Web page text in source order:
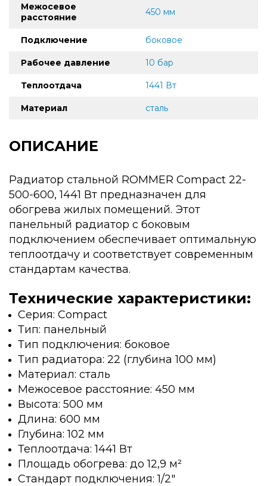
Межосевое
расстояние
450 мм
Подключение боковое
Рабочее давление 10 бар
Теплоотдача 1441 Вт
Материал сталь
ОПИСАНИЕ
Радиатор стальной ROMMER Compact 22-
500-600, 1441 Вт предназначен для
обогрева жилых помещений. Этот
панельный радиатор с боковым
подключением обеспечивает оптимальную
теплоотдачу и соответствует современным
стандартам качества.
Технические характеристики:
Серия: Compact
Тип: панельный
Тип подключения: боковое
Тип радиатора: 22 (глубина 100 мм)
Материал: сталь
Межосевое расстояние: 450 мм
Высота: 500 мм
Длина: 600 мм
Глубина: 102 мм
Теплоотдача: 1441 Вт
Площадь обогрева: до 12,9 м²
Стандарт подключения: 1/2"